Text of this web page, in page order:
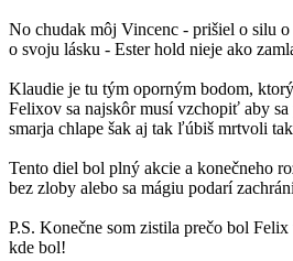
No chudak môj Vincenc - prišiel o silu
o svoju lásku - Ester hold nieje ako
Klaudie je tu tým oporným bodom,
Felixov sa najskôr musí vzchopiť aby
smarja chlape šak aj tak ľúbiš mrtvoli
Tento diel bol plný akcie a konečneho
bez zloby alebo sa mágiu podarí
P.S. Konečne som zistila prečo bol
kde bol!